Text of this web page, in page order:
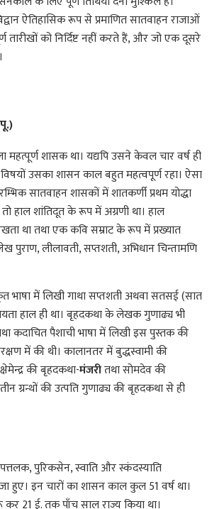
ऐतिहासिक रूप से प्रमाणित सातवाहन राजाओं
को निर्दिष्ट नहीं करते हैं, और जो एक दूसरे
महत्पूर्ण शासक था। यद्यपि उसने केवल चार वर्ष ही
उसका शासन काल बहुत महत्वपूर्ण रहा। ऐसा
सातवाहन शासकों में शातकर्णी प्रथम योद्धा
हाल शांतिदूत के रूप में अग्रणी था। हाल
था तथा एक कवि सम्राट के रूप में प्रख्यात
लीलावती, सप्तशती, अभिधान चिन्तामणि
भाषा में लिखी गाथा सप्तशती अथवा सतसई (सात
हाल ही था। बृहदकथा के लेखक गुणाढ्य भी
कदाचित पैशाची भाषा में लिखी इस पुस्तक की
में की थी। कालानतर में बुद्धस्वामी की
की बृहदकथा-मंजरीतथा सोमदेव की
ग्रन्थों की उत्पति गुणाढ्य की बृहदकथा से ही
पुरिकसेन, स्वाति और स्कंदस्याति
हुए। इन चारों का शासन काल कुल 51 वर्ष था।
21 ई. तक पाँच साल राज्य किया था।